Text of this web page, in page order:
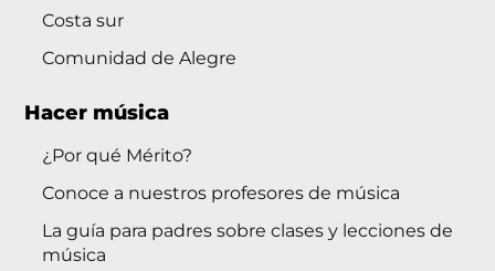
Costa sur
Comunidad de Alegre
Hacer música
¿Por qué Mérito?
Conoce a nuestros profesores de música
La guía para padres sobre clases y lecciones de
música